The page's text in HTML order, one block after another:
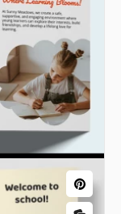
| Prima
Modificabile
con pochi